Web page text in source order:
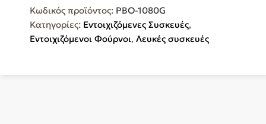
Κωδικός προϊόντος: PBO-1080G
Κατηγορίες: Εντοιχιζόμενες Συσκευές,
Εντοιχιζόμενοι Φούρνοι, Λευκές συσκευές